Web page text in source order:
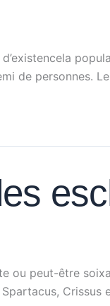
de personnes.
ou peut-être
Crissus